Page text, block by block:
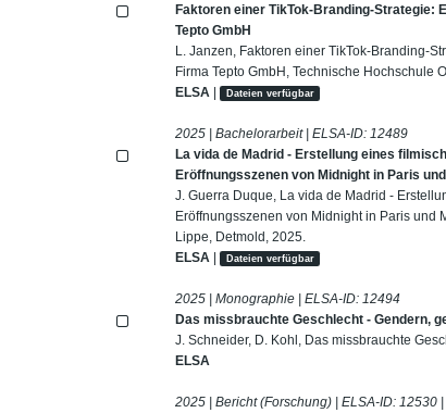
Faktoren einer TikTok-Branding-Strategie:
Tepto GmbH
L. Janzen, Faktoren einer TikTok-Branding-
Firma Tepto GmbH, Technische Hochschule
ELSA | Dateien verfügbar
2025 | Bachelorarbeit | ELSA-ID: 12489
La vida de Madrid - Erstellung eines
Eröffnungsszenen von Midnight in Paris
J. Guerra Duque, La vida de Madrid -
Eröffnungsszenen von Midnight in Paris und
Lippe, Detmold, 2025.
ELSA | Dateien verfügbar
2025 | Monographie | ELSA-ID: 12494
Das missbrauchte Geschlecht - Gendern,
J. Schneider, D. Kohl, Das missbrauchte
ELSA
2025 | Bericht (Forschung) | ELSA-ID: 12530